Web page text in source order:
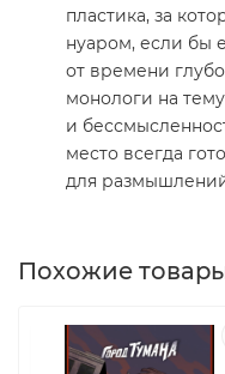
пластика, за
нуаром, если бы
от времени
монологи на
и
место всегда
для
Похожие